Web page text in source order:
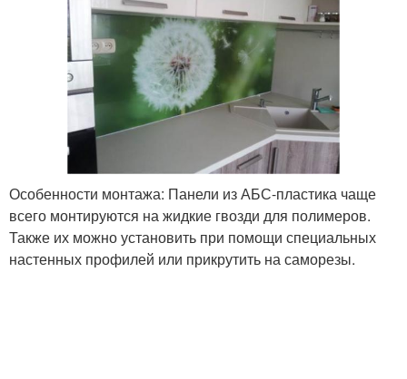
Особенности монтажа: Панели из АБС-пластика чаще
всего монтируются на жидкие гвозди для полимеров.
Также их можно установить при помощи специальных
настенных профилей или прикрутить на саморезы.